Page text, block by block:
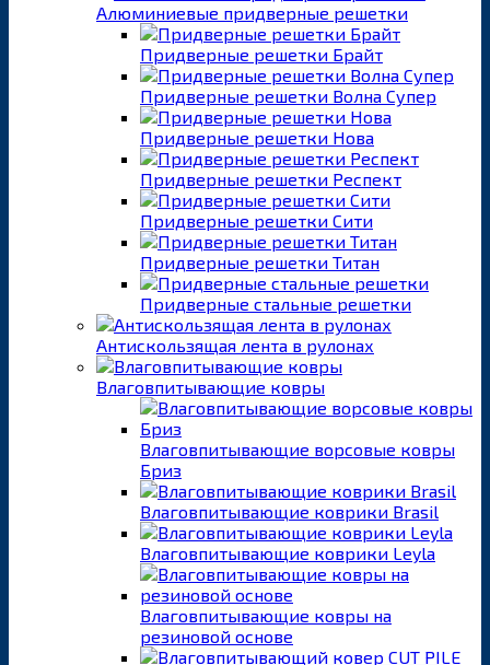
Алюминиевые придверные решетки
Придверные решетки Брайт
Придверные решетки Волна Супер
Придверные решетки Нова
Придверные решетки Респект
Придверные решетки Сити
Придверные решетки Титан
Придверные стальные решетки
Антискользящая лента в рулонах
Влаговпитывающие ковры
Влаговпитывающие ворсовые ковры
Бриз
Влаговпитывающие коврики Brasil
Влаговпитывающие коврики Leyla
Влаговпитывающие ковры на
резиновой основе